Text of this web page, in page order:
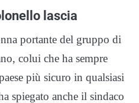
lascia
portante del gruppo di
colui che ha sempre
più sicuro in qualsiasi
spiegato anche il sindaco